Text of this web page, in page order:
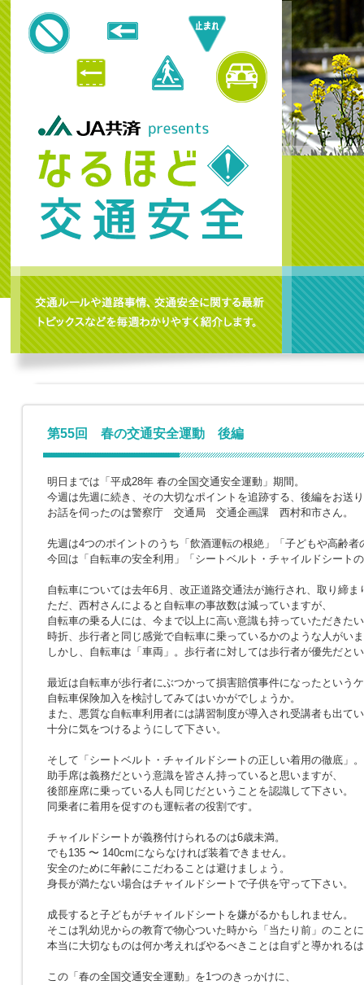
第55回 春の交通安全運動 後編
明日までは「平成28年 春の全国交通安全運動」期間。
今週は先週に続き、その大切なポイントを追跡する、後編をお送
お話を伺ったのは警察庁 交通局 交通企画課 西村和市さん。
先週は4つのポイントのうち「飲酒運転の根絶」「子どもや高齢
今回は「自転車の安全利用」「シートベルト・チャイルドシート
自転車については去年6月、改正道路交通法が施行され、取り締ま
ただ、西村さんによると自転車の事故数は減っていますが、
自転車の乗る人には、今まで以上に高い意識も持っていただきた
時折、歩行者と同じ感覚で自転車に乗っているかのような人がい
しかし、自転車は「車両」。歩行者に対しては歩行者が優先だと
最近は自転車が歩行者にぶつかって損害賠償事件になったという
自転車保険加入を検討してみてはいかがでしょうか。
また、悪質な自転車利用者には講習制度が導入され受講者も出て
十分に気をつけるようにして下さい。
そして「シートベルト・チャイルドシートの正しい着用の徹底」。
助手席は義務だという意識を皆さん持っていると思いますが、
後部座席に乗っている人も同じだということを認識して下さい。
同乗者に着用を促すのも運転者の役割です。
チャイルドシートが義務付けられるのは6歳未満。
でも135 〜 140cmにならなければ装着できません。
安全のために年齢にこだわることは避けましょう。
身長が満たない場合はチャイルドシートで子供を守って下さい。
成長すると子どもがチャイルドシートを嫌がるかもしれません。
そこは乳幼児からの教育で物心ついた時から「当たり前」のこと
本当に大切なものは何か考えればやるべきことは自ずと導かれる
この「春の全国交通安全運動」を1つのきっかけに、